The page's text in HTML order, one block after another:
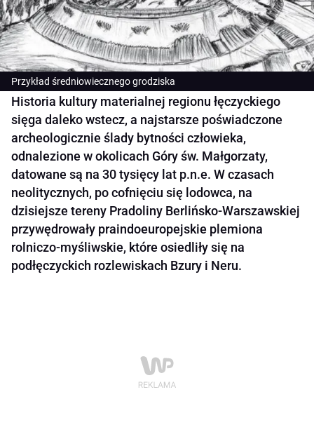
Przykład średniowiecznego grodziska
Historia kultury materialnej regionu łęczyckiego
sięga daleko wstecz, a najstarsze poświadczone
archeologicznie ślady bytności człowieka,
odnalezione w okolicach Góry św. Małgorzaty,
datowane są na 30 tysięcy lat p.n.e. W czasach
neolitycznych, po cofnięciu się lodowca, na
dzisiejsze tereny Pradoliny Berlińsko-Warszawskiej
przywędrowały praindoeuropejskie plemiona
rolniczo-myśliwskie, które osiedliły się na
podłęczyckich rozlewiskach Bzury i Neru.